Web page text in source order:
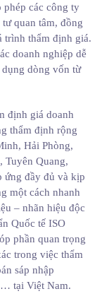
phép các công ty
quan tâm, đồng
trình thẩm định giá.
doanh nghiệp dễ
dòng vốn từ
định giá doanh
thẩm định rộng
Hải Phòng,
Tuyên Quang,
ứng đầy đủ và kịp
một cách nhanh
– nhãn hiệu độc
Quốc tế ISO
phần quan trọng
trong việc thẩm
sáp nhập
tại Việt Nam.